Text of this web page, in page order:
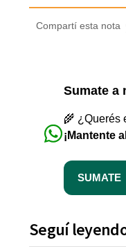
Compartí esta nota
Sumate a
🌾 ¿Querés
¡Mantente
SUMATE
Seguí